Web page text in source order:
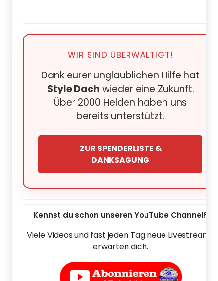
WIR SIND ÜBERWÄLTIGT!
Dank eurer unglaublichen Hilfe hat
Style Dach wieder eine Zukunft.
Über 2000 Helden haben uns
bereits unterstützt.
ZUR SPENDERLISTE &
DANKSAGUNG
Kennst du schon unseren YouTube Channel?
Viele Videos und fast jeden Tag neue Livestreams
erwarten dich.